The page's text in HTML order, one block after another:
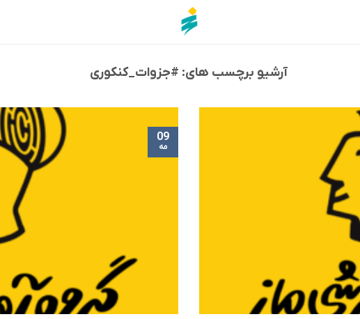
آرشیو برچسب های: #جزوات_کنکوری
09
مه